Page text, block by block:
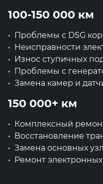
100-150 000 км
Проблемы с DSG
Неисправности
Износ ступичных
Проблемы с
Замена камер и
150 000+ км
Комплексный
Восстановление
Замена основных
Ремонт